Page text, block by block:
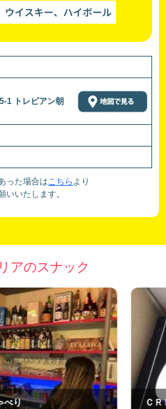
ウイスキー、ハイボール
1 トレビアン朝
った場合はこちら より
いいたします。
アのスナック